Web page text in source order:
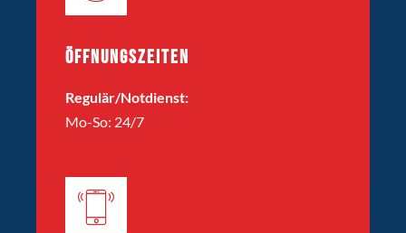
ÖFFNUNGSZEITEN
Regulär/Notdienst:
Mo-So: 24/7